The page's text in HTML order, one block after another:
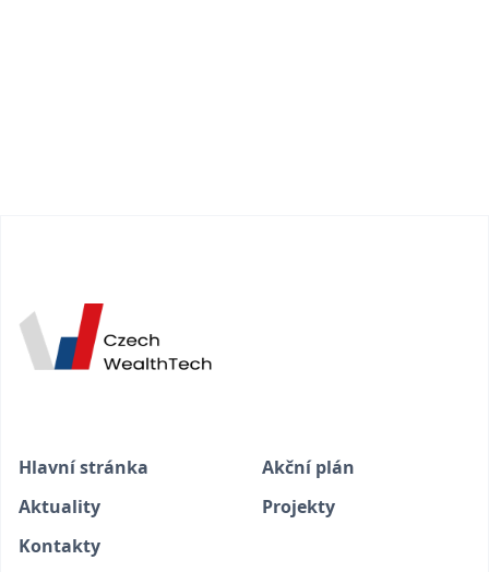
Hlavní stránka
Akční plán
Aktuality
Projekty
Kontakty